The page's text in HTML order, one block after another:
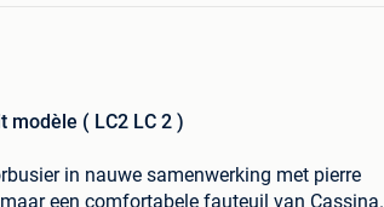
modèle ( LC2 LC 2 )
in nauwe samenwerking met pierre
een comfortabele fauteuil van Cassina.